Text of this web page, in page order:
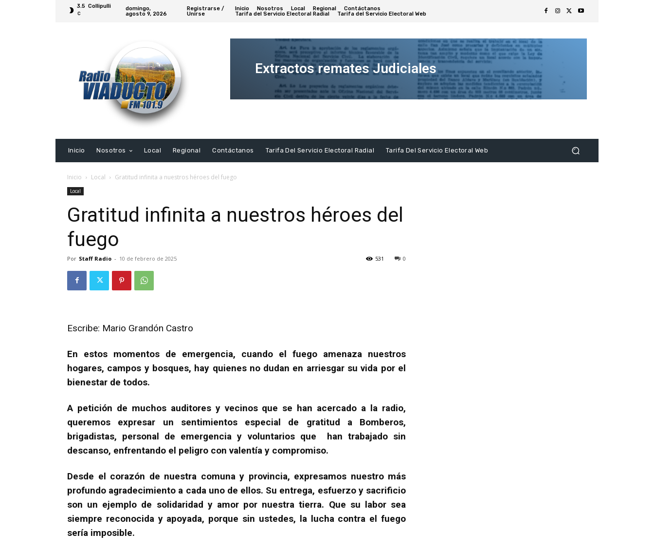
3.5
C
Collipulli
domingo,
agosto 9, 2026
Registrarse /
Unirse
Inicio Nosotros Local Regional
Contáctanos
Tarifa del Servicio Electoral Radial
Tarifa del Servicio Electoral Web
Extractos remates Judiciales
Extracto
Inicio
Nosotros Local Regional Contáctanos Tarifa Del Servicio Electoral Radial Tarifa Del Servicio Electoral Web
Inicio Local Gratitud infinita a nuestros héroes del fuego
Local
Gratitud infinita a nuestros héroes del
fuego
Por Staff Radio - 10 de febrero de 2025 0
531
Escribe: Mario Grandón Castro
En estos momentos de emergencia, cuando el fuego amenaza nuestros
hogares, campos y bosques, hay quienes no dudan en arriesgar su vida por el
bienestar de todos.
A petición de muchos auditores y vecinos que se han acercado a la radio,
queremos expresar un sentimientos especial de gratitud a Bomberos,
brigadistas, personal de emergencia y voluntarios que han trabajado sin
descanso, enfrentando el peligro con valentía y compromiso.
Desde el corazón de nuestra comuna y provincia, expresamos nuestro más
profundo agradecimiento a cada uno de ellos. Su entrega, esfuerzo y sacrificio
son un ejemplo de solidaridad y amor por nuestra tierra. Que su labor sea
siempre reconocida y apoyada, porque sin ustedes, la lucha contra el fuego
sería imposible.